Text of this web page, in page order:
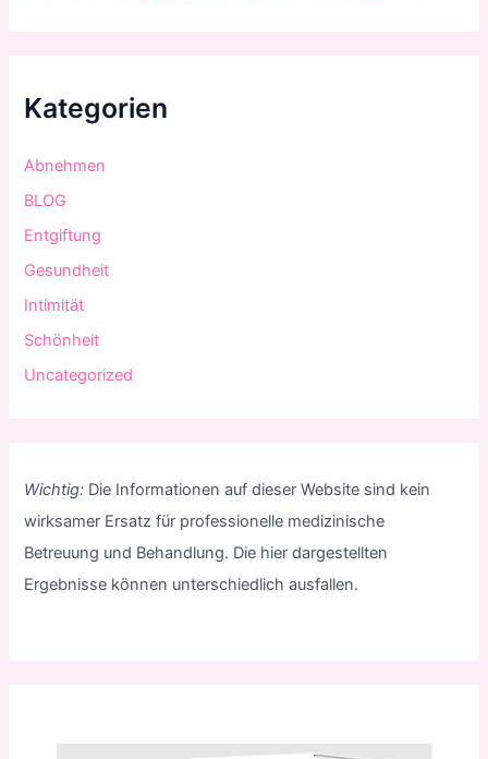
Kategorien
Abnehmen
BLOG
Entgiftung
Gesundheit
Intimität
Schönheit
Uncategorized
Wichtig: Die Informationen auf dieser Website sind kein
wirksamer Ersatz für professionelle medizinische
Betreuung und Behandlung. Die hier dargestellten
Ergebnisse können unterschiedlich ausfallen.